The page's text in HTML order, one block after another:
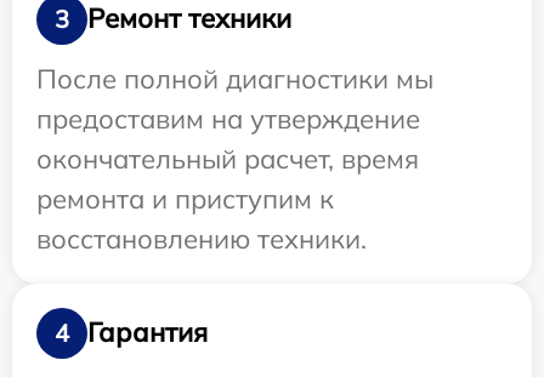
3
Ремонт техники
После полной диагностики мы
предоставим на утверждение
окончательный расчет, время
ремонта и приступим к
восстановлению техники.
4
Гарантия